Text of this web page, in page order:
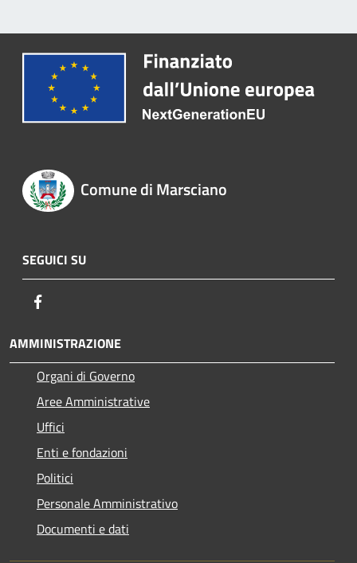
Comune di Marsciano
SEGUICI SU
AMMINISTRAZIONE
Organi di Governo
Aree Amministrative
Uffici
Enti e fondazioni
Politici
Personale Amministrativo
Documenti e dati